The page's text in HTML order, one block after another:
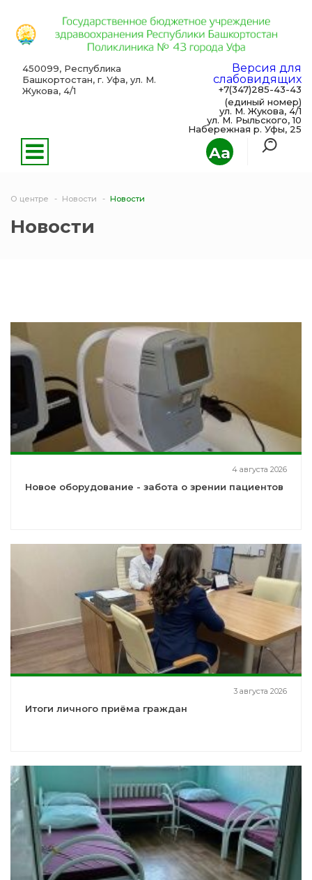
Aa
450099, Республика
Башкортостан, г. Уфа, ул. М.
Жукова, 4/1
Версия для
слабовидящих
+7(347)285-43-43
(единый номер)
ул. М. Жукова, 4/1
ул. М. Рыльского, 10
Набережная р. Уфы, 25
О центре Новости Новости
Новости
4 августа 2026
Новое оборудование - забота о зрении пациентов
3 августа 2026
Итоги личного приёма граждан